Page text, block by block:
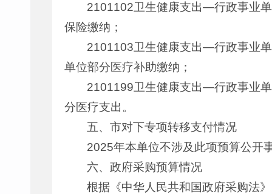
2101102卫生健康支出—行政事业
保险缴纳；
2101103卫生健康支出—行政事业
单位部分医疗补助缴纳；
2101199卫生健康支出—行政事业
分医疗支出。
五、市对下专项转移支付情况
2025年本单位不涉及此项预算公开
六、政府采购预算情况
根据《中华人民共和国政府采购法